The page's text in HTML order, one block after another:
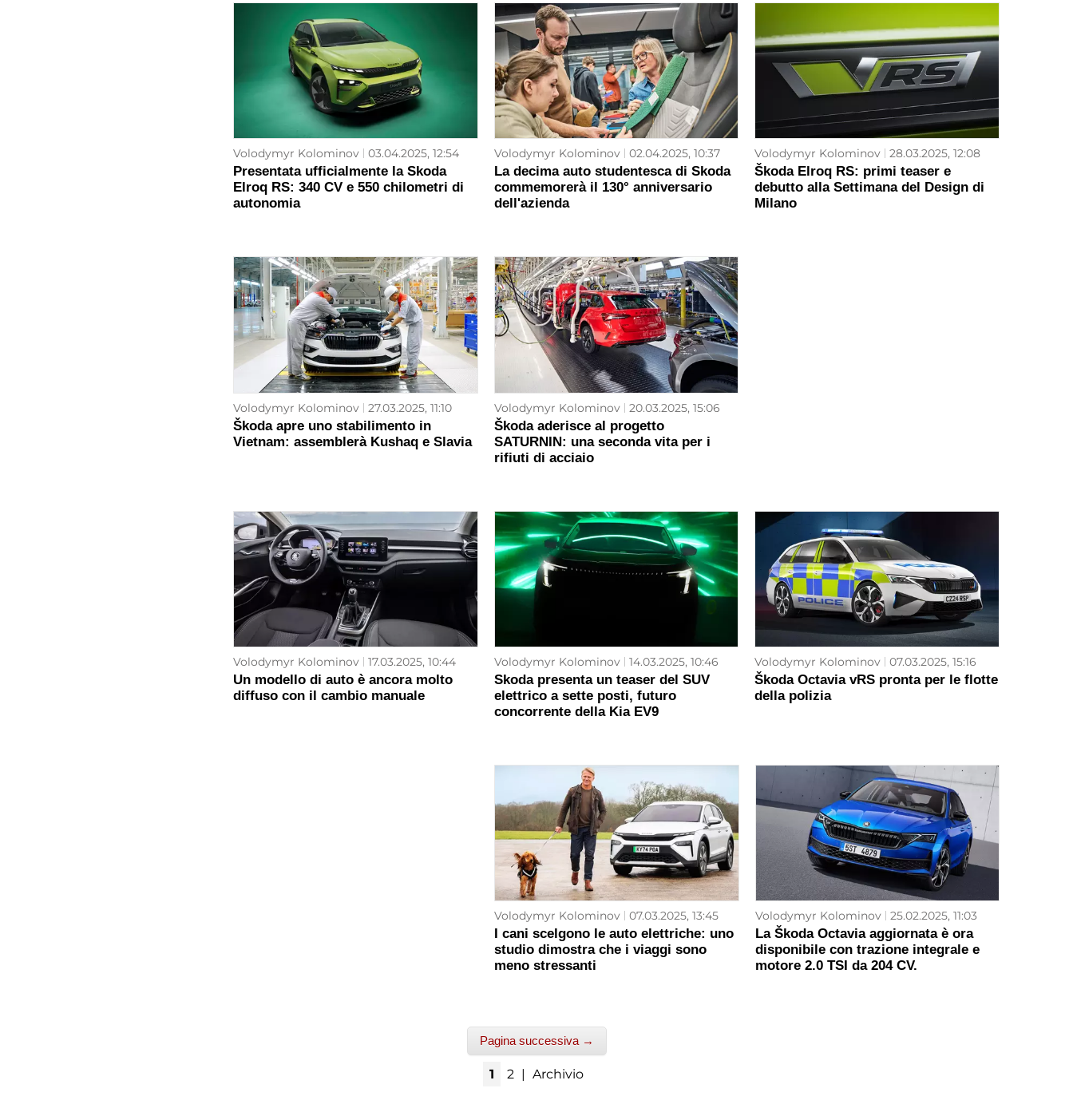
Volodymyr Kolominov 03.04.2025, 12:54
Presentata ufficialmente la Skoda
Elroq RS: 340 CV e 550 chilometri di
autonomia
Volodymyr Kolominov 02.04.2025, 10:37
La decima auto studentesca di Skoda
commemorerà il 130° anniversario
dell'azienda
Volodymyr Kolominov 28.03.2025, 12:08
Škoda Elroq RS: primi teaser e
debutto alla Settimana del Design di
Milano
Volodymyr Kolominov 27.03.2025, 11:10
Škoda apre uno stabilimento in
Vietnam: assemblerà Kushaq e Slavia
Volodymyr Kolominov 20.03.2025, 15:06
Škoda aderisce al progetto
SATURNIN: una seconda vita per i
rifiuti di acciaio
Volodymyr Kolominov 17.03.2025, 10:44
Un modello di auto è ancora molto
diffuso con il cambio manuale
Volodymyr Kolominov 14.03.2025, 10:46
Skoda presenta un teaser del SUV
elettrico a sette posti, futuro
concorrente della Kia EV9
Volodymyr Kolominov 07.03.2025, 15:16
Škoda Octavia vRS pronta per le flotte
della polizia
Volodymyr Kolominov 07.03.2025, 13:45
I cani scelgono le auto elettriche: uno
studio dimostra che i viaggi sono
meno stressanti
Volodymyr Kolominov 25.02.2025, 11:03
La Škoda Octavia aggiornata è ora
disponibile con trazione integrale e
motore 2.0 TSI da 204 CV.
Pagina successiva →
1 2 | Archivio